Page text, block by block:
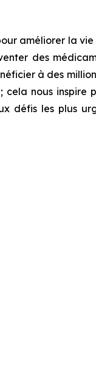
améliorer la
des
à des
nous inspire
défis les plus